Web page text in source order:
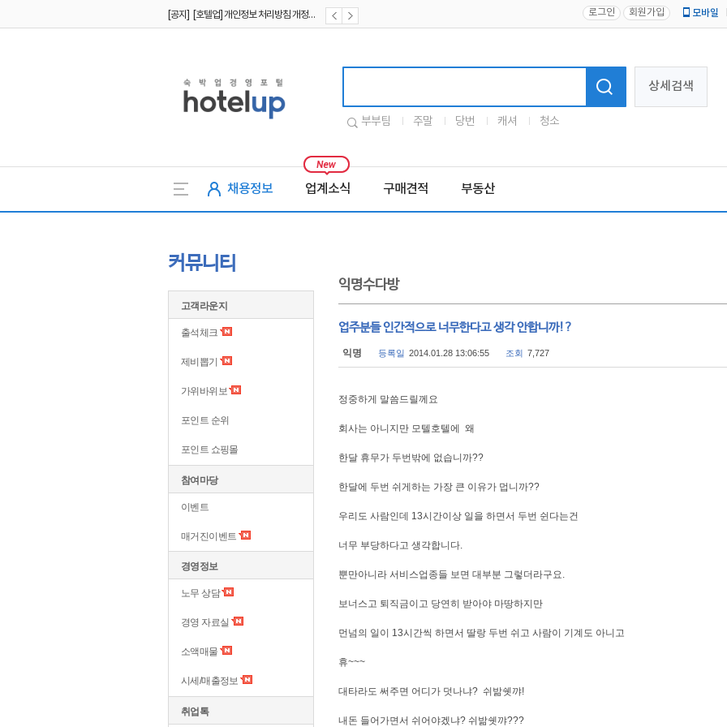
[공지] [호텔업] 개인정보 처리방침 개정본1 (19.09.02)
로그인 회원가입 모바일
상세검색
부부팀 주말 당번 캐셔 청소
채용정보 업계소식 구매견적 부동산
커뮤니티
고객라운지
출석체크
제비뽑기
가위바위보
포인트 순위
포인트 쇼핑몰
참여마당
이벤트
매거진이벤트
경영정보
노무 상담
경영 자료실
소액매물
시세/매출정보
취업톡
익명수다방
업주분들 인간적으로 너무한다고 생각 안합니까!?
익명 등록일 2014.01.28 13:06:55 조회 7,727
정중하게 말씀드릴께요
회사는 아니지만 모텔호텔에 왜
한달 휴무가 두번밖에 없습니까??
한달에 두번 쉬게하는 가장 큰 이유가 멉니까??
우리도 사람인데 13시간이상 일을 하면서 두번 쉰다는건
너무 부당하다고 생각합니다.
뿐만아니라 서비스업종들 보면 대부분 그렇더라구요.
보너스고 퇴직금이고 당연히 받아야 마땅하지만
먼넘의 일이 13시간씩 하면서 딸랑 두번 쉬고 사람이 기계도 아니고
휴~~~
대타라도 써주면 어디가 덧나냐? 쉬밞쉣꺄!
내돈 들어가면서 쉬어야겠냐? 쉬밞쉣꺄???